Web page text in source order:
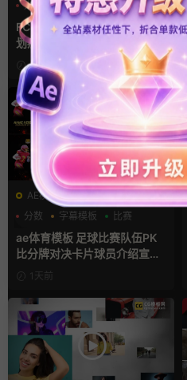
光效
复古风
支持Intel+M芯片
FCPX转场插件 15组光效胶片
划痕复古视频过渡
10小时前
AE模板
分数
字幕模板 比赛
ae体育模板 足球比赛队伍PK
比分牌对决卡片球员介绍宣传
视频AE模板
1天前